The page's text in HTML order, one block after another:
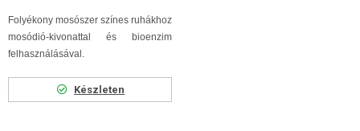
Folyékony mosószer színes ruhákhoz
mosódió-kivonattal és bioenzim
felhasználásával.
Készleten